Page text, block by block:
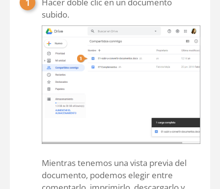
subido.
Mientras tenemos una vista previa del
documento, podemos elegir entre